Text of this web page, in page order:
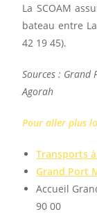
La SCOAM
bateau entre
42 19 45).
Sources : Grand
Agorah
Pour aller plus
Transports
Grand Port
Accueil
90 00